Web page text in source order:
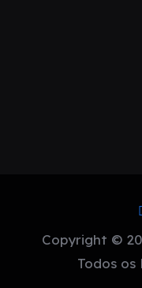
Copyright ©
Todos os